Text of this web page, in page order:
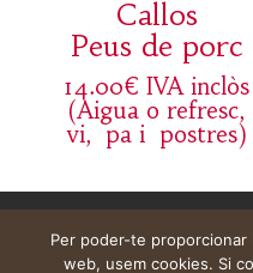
Callos
Peus de porc
14.00€ IVA inclòs
(Aigua o refresc,
vi, pa i postres)
Per poder-te proporcionar
web, usem cookies. Si